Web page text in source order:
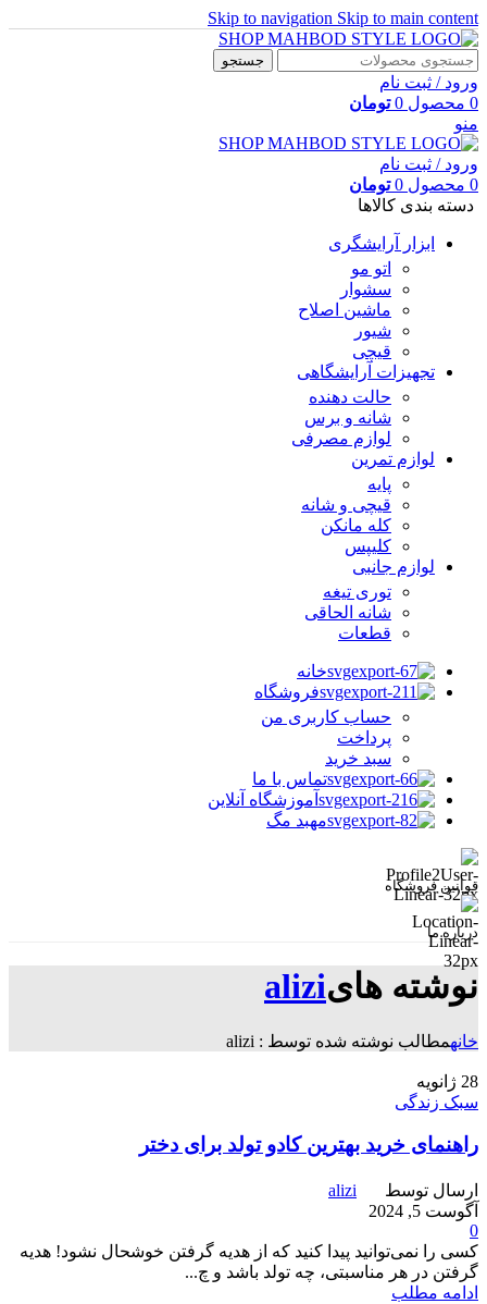
Skip to navigation Skip to main content
جستجو
ورود / ثبت نام
0 محصول 0 تومان
منو
ورود / ثبت نام
0 محصول 0 تومان
دسته بندی کالاها
ابزار آرایشگری
اتو مو
سشوار
ماشین اصلاح
شیور
قیچی
تجهیزات آرایشگاهی
حالت دهنده
شانه و برس
لوازم مصرفی
لوازم تمرین
پایه
قیچی و شانه
کله مانکن
کلیپس
لوازم جانبی
توری تیغه
شانه الحاقی
قطعات
خانه
فروشگاه
حساب کاربری من
پرداخت
سبد خرید
تماس با ما
آموزشگاه آنلاین
مهبد مگ
قوانین فروشگاه
درباره ما
نوشته هایalizi
خانهمطالب نوشته شده توسط : alizi
28 ژانویه
سبک زندگی
راهنمای خرید بهترین کادو تولد برای دختر
ارسال توسط
alizi
آگوست 5, 2024
0
کسی را نمی‌توانید پیدا کنید که از هدیه گرفتن خوشحال نشود! هدیه
گرفتن در هر مناسبتی، چه تولد باشد و چ...
ادامه مطلب